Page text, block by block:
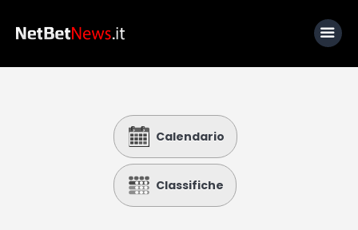
Calcio
Basket
Calendario
Classifiche